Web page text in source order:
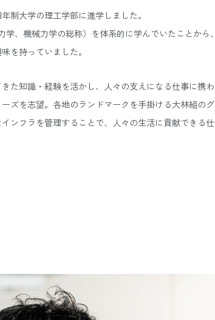
制大学の理工学部に進学しました。
、機械力学の総称）を体系的に学んでいたことから、
を持っていました。
た知識・経験を活かし、人々の支えになる仕事に携わ
ズを志望。各地のランドマークを手掛ける大林組のグ
ンフラを管理することで、人々の生活に貢献できる仕